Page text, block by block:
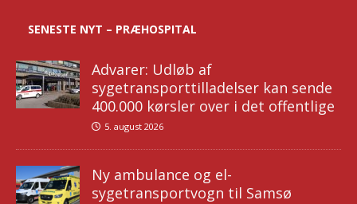
SENESTE NYT – PRÆHOSPITAL
Advarer: Udløb af
sygetransporttilladelser kan sende
400.000 kørsler over i det offentlige
5. august 2026
Ny ambulance og el-
sygetransportvogn til Samsø